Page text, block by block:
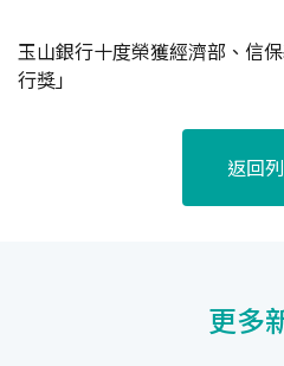
玉山銀行十度榮獲經濟部、信
行獎」
返回
更多